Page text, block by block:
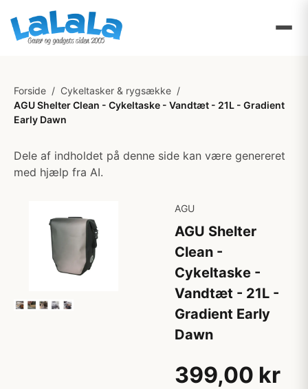
Forside / Cykeltasker & rygsække /
AGU Shelter Clean - Cykeltaske - Vandtæt - 21L - Gradient
Early Dawn
Dele af indholdet på denne side kan være genereret
med hjælp fra AI.
AGU
AGU Shelter
Clean -
Cykeltaske -
Vandtæt - 21L -
Gradient Early
Dawn
399,00 kr